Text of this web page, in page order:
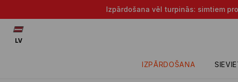
Izpārdošana vēl turpinās: simtiem
IZPĀRDOŠANA
LV